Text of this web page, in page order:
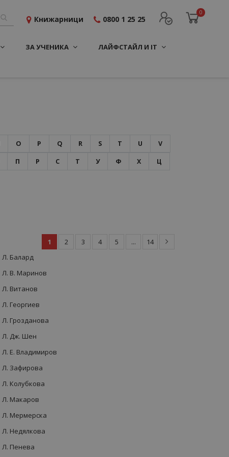
0
Книжарници 0800 1 25 25
ЗА УЧЕНИКА ЛАЙФСТАЙЛ И IT
O P Q R S T U V
П Р С Т У Ф Х Ц
1 2 3 4 5 ... 14
Л. Балард
Л. В. Маринов
Л. Витанов
Л. Георгиев
Л. Грозданова
Л. Дж. Шен
Л. Е. Владимиров
Л. Зафирова
Л. Колубкова
Л. Макаров
Л. Мермерска
Л. Недялкова
Л. Пенева